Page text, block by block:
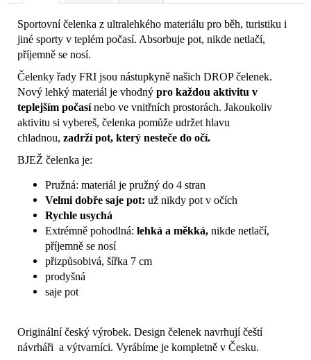
Sportovní čelenka z ultralehkého materiálu pro běh, turistiku i
jiné sporty v teplém počasí. Absorbuje pot, nikde netlačí,
příjemně se nosí.
Čelenky řady FRI jsou nástupkyně našich DROP čelenek.
Nový lehký materiál je vhodný pro každou aktivitu v
teplejším počasínebo ve vnitřních prostorách. Jakoukoliv
aktivitu si vybereš, čelenka pomůže udržet hlavu
chladnou, zadrží pot, který nesteče do očí.
BJEŽ čelenka je:
Pružná: materiál je pružný do 4 stran
Velmi dobře saje pot: už nikdy pot v očích
Rychle usychá
Extrémně pohodlná: lehká a měkká, nikde netlačí,
příjemně se nosí
přizpůsobivá, šířka 7 cm
prodyšná
saje pot
Originální český výrobek. Design čelenek navrhují čeští
návrháři a výtvarníci. Vyrábíme je kompletně v Česku.